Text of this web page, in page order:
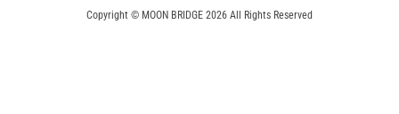
Copyright © MOON BRIDGE 2026 All Rights Reserved